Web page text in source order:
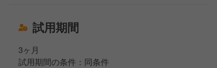
試用期間
3ヶ月
試用期間の条件：同条件